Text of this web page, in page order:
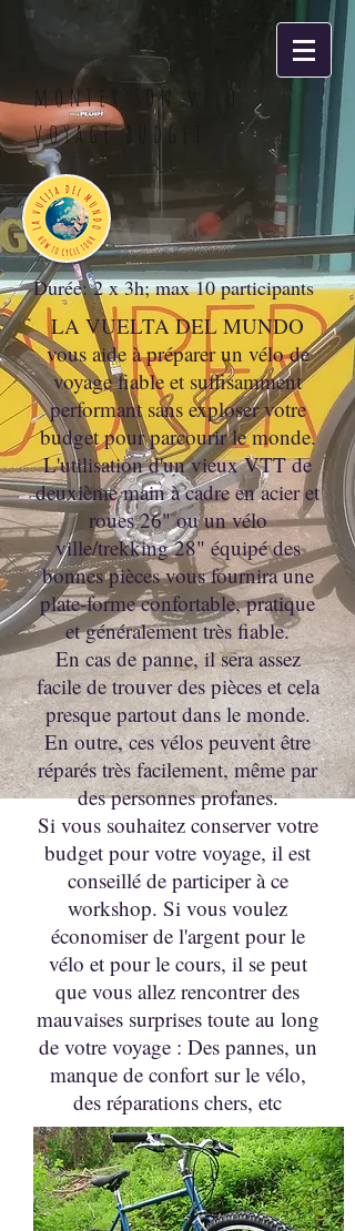
monter son vélo
voyage budget
Durée: 2 x 3h; max 10 participants
LA VUELTA DEL MUNDO
vous aide à préparer un vélo de
voyage fiable et suffisamment
performant sans exploser votre
budget pour parcourir le monde.
L'utilisation d'un vieux VTT de
deuxième main à cadre en acier et
roues 26" ou un vélo
ville/trekking 28" équipé des
bonnes pièces vous fournira une
plate-forme confortable, pratique
et généralement très fiable.
En cas de panne, il sera assez
facile de trouver des pièces et cela
presque partout dans le monde.
En outre, ces vélos peuvent être
réparés très facilement, même par
des personnes profanes.
Si vous souhaitez conserver votre
budget pour votre voyage, il est
conseillé de participer à ce
workshop. Si vous voulez
économiser de l'argent pour le
vélo et pour le cours, il se peut
que vous allez rencontrer des
mauvaises surprises toute au long
de votre voyage : Des pannes, un
manque de confort sur le vélo,
des réparations chers, etc